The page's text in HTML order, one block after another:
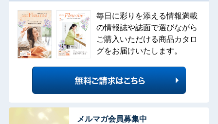
毎日に彩りを添える情報満載
の情報誌や誌面で選びながら
ご購入いただける商品カタロ
グをお届けいたします。
メルマガ会員募集中